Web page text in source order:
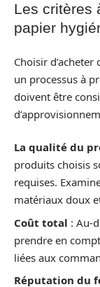
Les critères
papier
Choisir d’acheter
un processus à
doivent être
La qualité du
produits choisis
requises.
matériaux doux
Coût total : Au-
prendre en
liées aux
Réputation du